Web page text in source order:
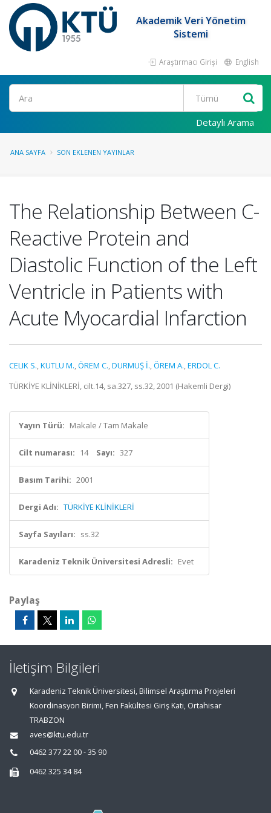
Akademik Veri Yönetim
Sistemi
Araştırmacı Girişi English
Ara
Detaylı Arama
ANA SAYFA SON EKLENEN YAYINLAR
The Relationship Between C-
Reactive Protein and
Diastolic Function of the Left
Ventricle in Patients with
Acute Myocardial Infarction
CELIK S.,KUTLU M.,ÖREM C.,DURMUŞ İ.,ÖREM A.,ERDOL C.
TÜRKİYE KLİNİKLERİ, cilt.14, sa.327, ss.32, 2001 (Hakemli Dergi)
Yayın Türü: Makale / Tam Makale
Cilt numarası: 14 Sayı: 327
Basım Tarihi: 2001
Dergi Adı: TÜRKİYE KLİNİKLERİ
Sayfa Sayıları: ss.32
Karadeniz Teknik Üniversitesi Adresli: Evet
Paylaş
İletişim Bilgileri
Karadeniz Teknik Üniversitesi, Bilimsel Araştırma Projeleri
Koordinasyon Birimi, Fen Fakültesi Giriş Katı, Ortahisar
TRABZON
aves@ktu.edu.tr
0462 377 22 00 - 35 90
0462 325 34 84